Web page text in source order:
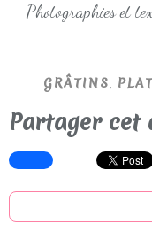
Photographies et
GRÂTINS,
Partager cet